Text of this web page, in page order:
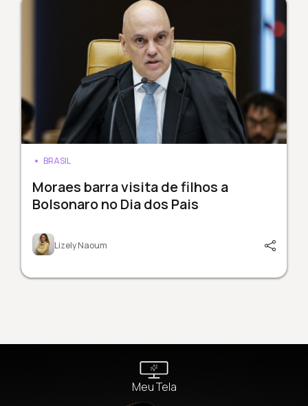
BRASIL
Moraes barra visita de filhos a
Bolsonaro no Dia dos Pais
Lizely Naoum
Meu Tela